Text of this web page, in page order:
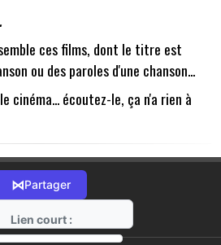
ces films, dont le titre est
ou des paroles d'une chanson...
cinéma... écoutez-le, ça n'a rien à
⋈Partager
Lien court :